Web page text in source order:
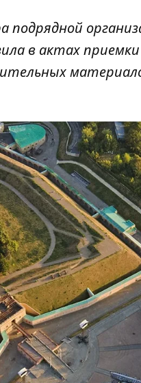
подрядной
в актах